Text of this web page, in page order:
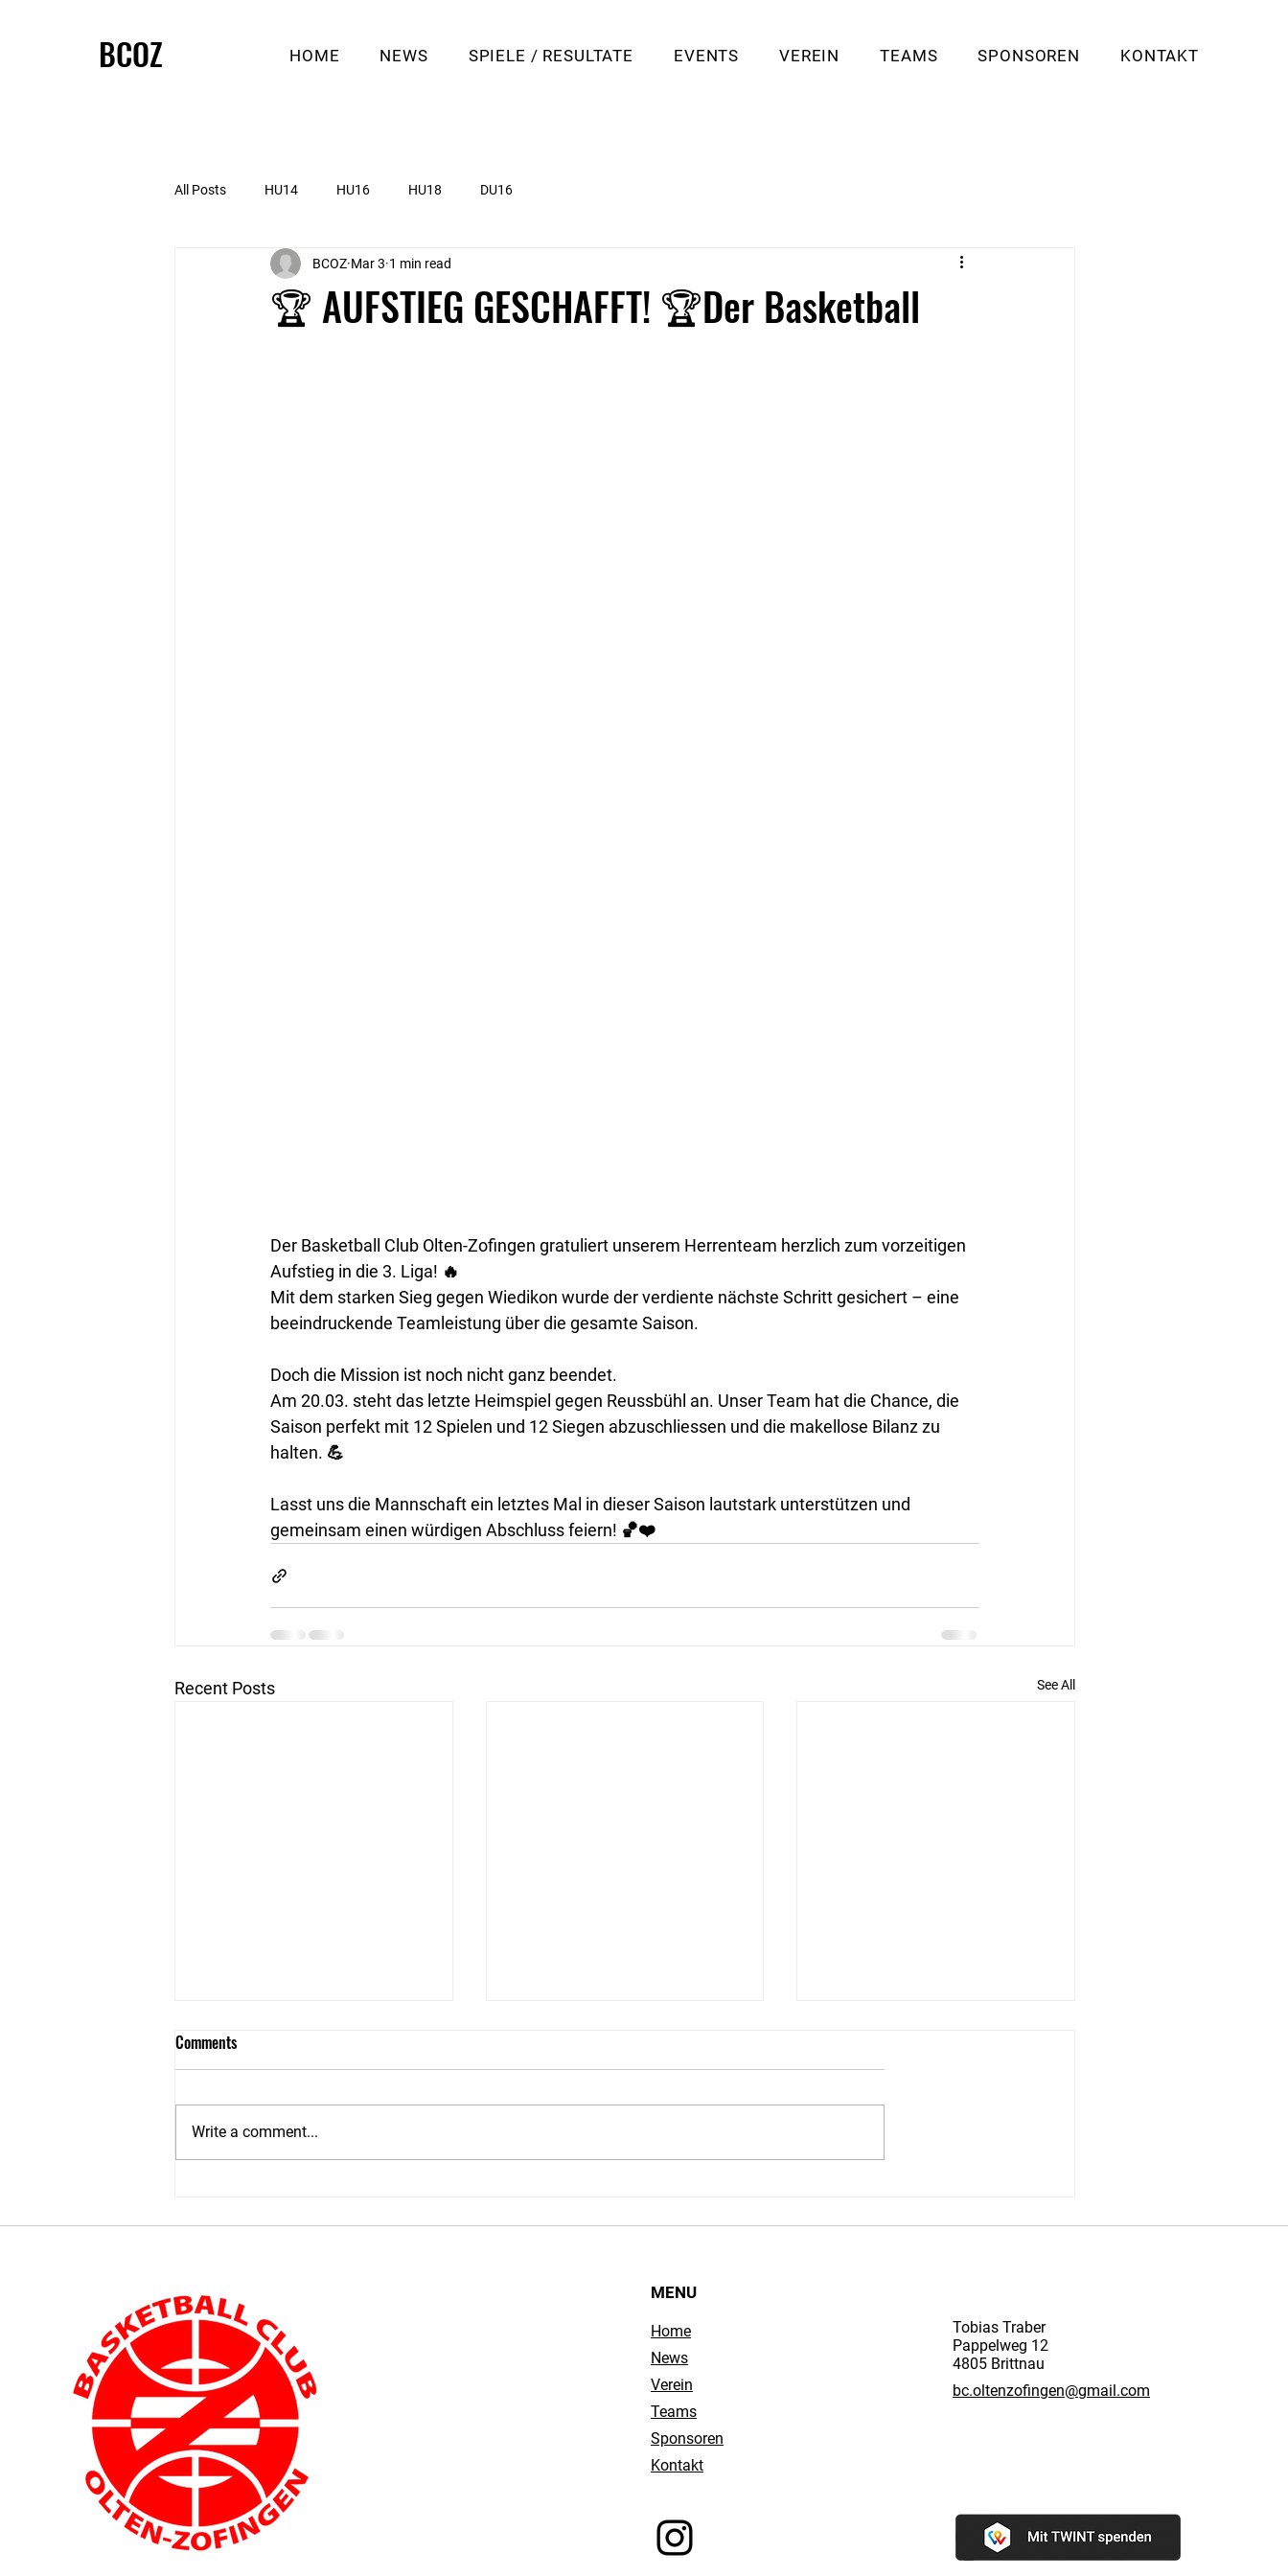
BCOZ HOME NEWS SPIELE / RESULTATE EVENTS VEREIN TEAMS SPONSOREN KONTAKT
All Posts HU14 HU16 HU18 DU16
🏆 AUFSTIEG GESCHAFFT! 🏆Der Basketball
BCOZ Mar 3 1 min read
Der Basketball Club Olten-Zofingen gratuliert unserem Herrenteam herzlich zum vorzeitigen
Aufstieg in die 3. Liga! 🔥
Mit dem starken Sieg gegen Wiedikon wurde der verdiente nächste Schritt gesichert – eine
beeindruckende Teamleistung über die gesamte Saison.
Doch die Mission ist noch nicht ganz beendet.
Am 20.03. steht das letzte Heimspiel gegen Reussbühl an. Unser Team hat die Chance, die
Saison perfekt mit 12 Spielen und 12 Siegen abzuschliessen und die makellose Bilanz zu
halten. 💪
Lasst uns die Mannschaft ein letztes Mal in dieser Saison lautstark unterstützen und
gemeinsam einen würdigen Abschluss feiern! 🏀❤️
Recent Posts See All
In Gedenken an Daniel Frey
Comments
Write a comment...
MENU
Home
News
Verein
Teams
Sponsoren
Kontakt
Tobias Traber
Pappelweg 12
4805 Brittnau
bc.oltenzofingen@gmail.com